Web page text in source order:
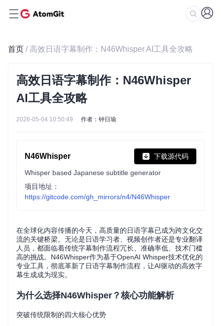
首页 / 高效日语字幕制作：N46Whisper AI工具全攻略
高效日语字幕制作：N46Whisper
AI工具全攻略
2026-05-04 10:50:49 作者：钟日瑜
N46Whisper 下载源代码
Whisper based Japanese subtitle generator
项目地址：
https://gitcode.com/gh_mirrors/n4/N46Whisper
在全球化内容传播的今天，高质量的日语字幕已成为跨文化交
流的关键桥梁。无论是日语学习者、视频创作者还是专业翻译
人员，都面临着传统字幕制作流程冗长、准确率低、技术门槛
高的挑战。N46Whisper作为基于OpenAI Whisper技术优化的
专业工具，彻底革新了日语字幕制作流程，让AI驱动的高效字
幕生成成为现实。
为什么选择N46Whisper？核心功能解析
突破传统限制的四大核心优势